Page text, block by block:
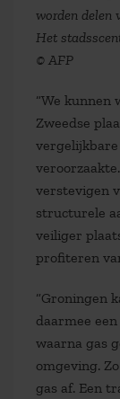
worden delen
Het
© AFP
“We
Zweedse
verstevigen
structurele
veiliger
profiteren
“Groningen
daarmee
waarna gas
omgeving.
gas af. Een